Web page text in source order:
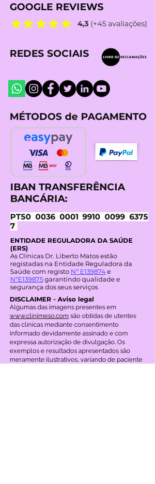
GOOGLE REVIEWS
4,3 (+45 avaliações)
REDES SOCIAIS
MÉTODOS de PAGAMENTO
IBAN TRANSFERÊNCIA
BANCÁRIA:
PT50 0036 0001 9910 0099 6375
7
ENTIDADE REGULADORA DA SAÚDE
(ERS)
As Clínicas Dr. Liberto Matos estão
registadas na Entidade Reguladora da
Saúde com registo Nº E139874e
NºE139875garantindo qualidade e
segurança dos seus serviços
DISCLAIMER - Aviso legal
Algumas das imagens presentes em
www.clinimeso.com são obtidas de utentes
das clínicas mediante consentimento
informado devidamente assinado e com
expressa autorização de divulgação. Os
exemplos e resultados apresentados são
meramente ilustrativos, variando de paciente